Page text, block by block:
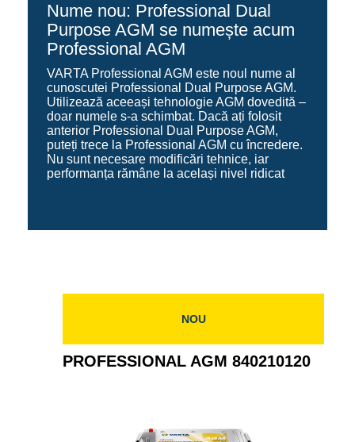
Nume nou: Professional Dual
Purpose AGM se numește acum
Professional AGM
VARTA Professional AGM este noul nume al
cunoscutei Professional Dual Purpose AGM.
Utilizează aceeași tehnologie AGM dovedită –
doar numele s-a schimbat. Dacă ați folosit
anterior Professional Dual Purpose AGM,
puteți trece la Professional AGM cu încredere.
Nu sunt necesare modificări tehnice, iar
performanța rămâne la același nivel ridicat
NOU
PROFESSIONAL AGM 840210120